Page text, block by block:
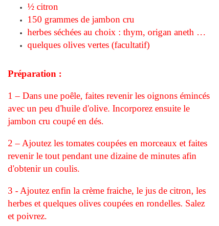
½ citron
150 grammes de jambon cru
herbes séchées au choix : thym, origan aneth …
quelques olives vertes (facultatif)
Préparation :
1 – Dans une poêle, faites revenir les oignons émincés
avec un peu d'huile d'olive. Incorporez ensuite le
jambon cru coupé en dés.
2 – Ajoutez les tomates coupées en morceaux et faites
revenir le tout pendant une dizaine de minutes afin
d'obtenir un coulis.
3 - Ajoutez enfin la crème fraiche, le jus de citron, les
herbes et quelques olives coupées en rondelles. Salez
et poivrez.